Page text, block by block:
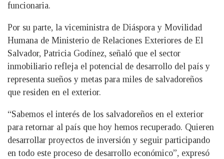
funcionaria.
Por su parte, la viceministra de Diáspora y Movilidad
Humana de Ministerio de Relaciones Exteriores de El
Salvador, Patricia Godínez, señaló que el sector
inmobiliario refleja el potencial de desarrollo del país y
representa sueños y metas para miles de salvadoreños
que residen en el exterior.
“Sabemos el interés de los salvadoreños en el exterior
para retornar al país que hoy hemos recuperado. Quieren
desarrollar proyectos de inversión y seguir participando
en todo este proceso de desarrollo económico”, expresó